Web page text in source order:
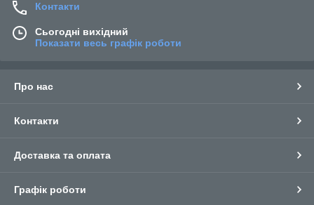
Контакти
Сьогодні вихідний
Показати весь графік роботи
Про нас
Контакти
Доставка та оплата
Графік роботи